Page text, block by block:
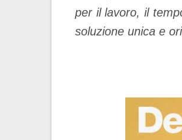
per il lavoro, il
soluzione unica e